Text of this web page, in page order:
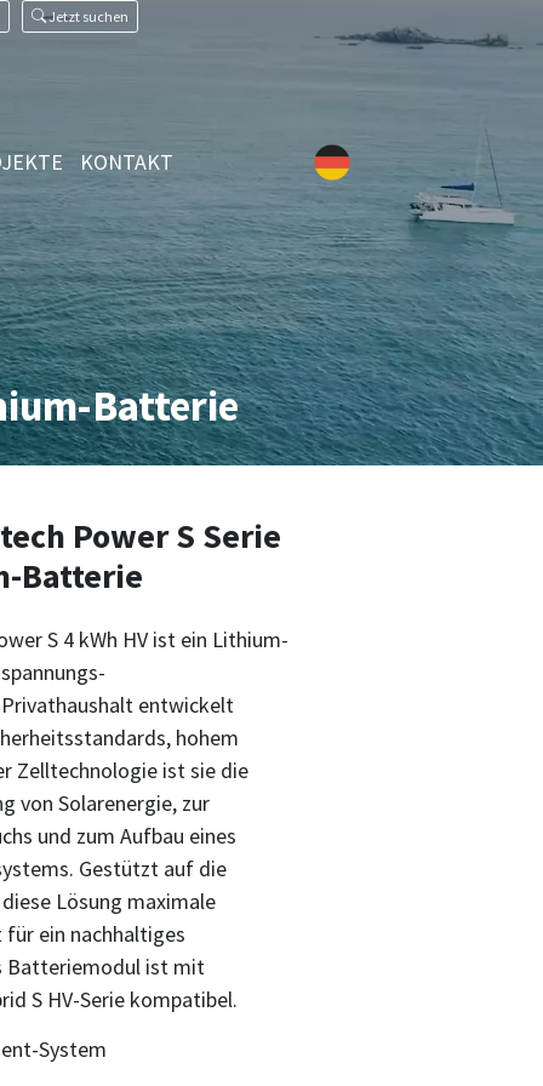
Jetzt suchen
KONTAKT
Batterie
Power S Serie
Batterie
S 4 kWh HV ist ein Lithium-
entwickelt
hohem
Zelltechnologie ist sie die
von Solarenergie, zur
und zum Aufbau eines
Gestützt auf die
Lösung maximale
ein nachhaltiges
Batteriemodul ist mit
S HV-Serie kompatibel.
System